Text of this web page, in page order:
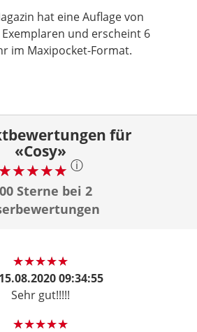
hat eine Auflage von
und erscheint 6
im Maxipocket-Format.
für
«Cosy»
ⓘ
Sterne bei 2
15.08.2020 09:34:55
Sehr gut!!!!!